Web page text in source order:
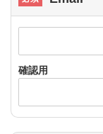
確認用